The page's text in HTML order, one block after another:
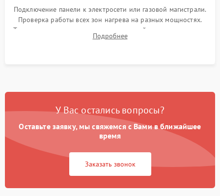
Подключение панели к электросети или газовой магистрали.
Проверка работы всех зон нагрева на разных мощностях.
Тестирование сенсорного управления, таймера, индикаторов
остаточного тепла и систем защиты от перегрева.
Подробнее
У Вас остались вопросы?
Оставьте заявку, мы свяжемся с Вами в ближайшее
время
Заказать звонок